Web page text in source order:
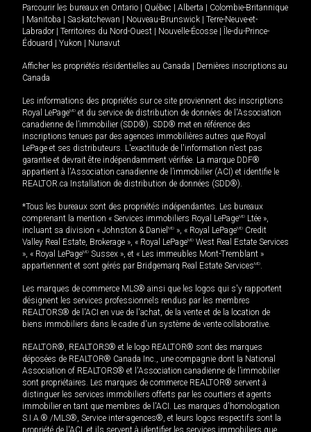
Parcourir les bureaux en Ontario Québec Alberta
Colombie-Britannique
Manitoba Saskatchewan Nouveau-Brunswick
Terre-Neuve-et-
Labrador
Territoires du Nord-Ouest Nouvelle-Écosse
Île-du-Prince-
Édouard
Yukon Nunavut
Afficher les propriétés résidentielles au Canada
Dernières inscriptions au
Canada
Les informations des propriétés sur ce site proviennent des inscriptions
Royal LePageMD et du service de distribution de données de l'Association
canadienne de l’immobilier (SDD®). SDD® met en référence des
inscriptions tenues par des agences immobilières autres que Royal
LePage et ses distributeurs. L'exactitude de l'information n'est pas
garantie et devrait être indépendamment vérifiée. La marque DDF®
appartient à l'Association canadienne de l’immobilier (ACI) et identifie le
REALTOR.ca Installation de distribution de données (SDD®).
*Tous les bureaux sont des propriétés indépendantes. Les bureaux
comprenant la mention « Services immobiliers Royal LePageMD Ltée »,
incluant sa division « Johnston & Daniel MD », « Royal LePageMD Credit
Valley Real Estate, Brokerage », « Royal LePageMD West Real Estate Services
», « Royal LePageMD Sussex », et « Les immeubles Mont-Tremblant »
appartiennent et sont gérés par Bridgemarq Real Estate ServicesMD.
Les marques de commerce MLS® ainsi que les logos qui s'y rapportent
désignent les services professionnels rendus par les membres
REALTORS® de l'ACI en vue de l'achat, de la vente et de la location de
biens immobiliers dans le cadre d'un système de vente collaborative.
REALTOR®, REALTORS® et le logo REALTOR® sont des marques
déposées de REALTOR® Canada Inc., une compagnie dont la National
Association of REALTORS® et l'Association canadienne de l’immobilier
sont propriétaires. Les marques de commerce REALTOR® servent à
distinguer les services immobiliers offerts par les courtiers et agents
immobilier en tant que membres de l'ACI. Les marques d'homologation
S.I.A.® /MLS®, Service inter-agences®, et leurs logos respectifs sont la